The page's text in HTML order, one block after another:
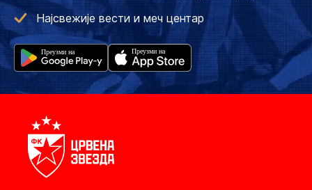
Најсвежије вести и меч центар